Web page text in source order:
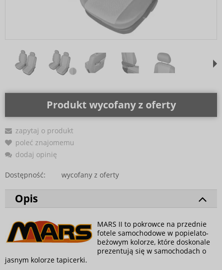
Produkt wycofany z oferty
zapytaj o produkt
poleć znajomemu
dodaj opinię
Dostępność: wycofany z oferty
Opis
MARS II to pokrowce na przednie
fotele samochodowe w popielato-
beżowym kolorze, które doskonale
prezentują się w samochodach o
jasnym kolorze tapicerki.